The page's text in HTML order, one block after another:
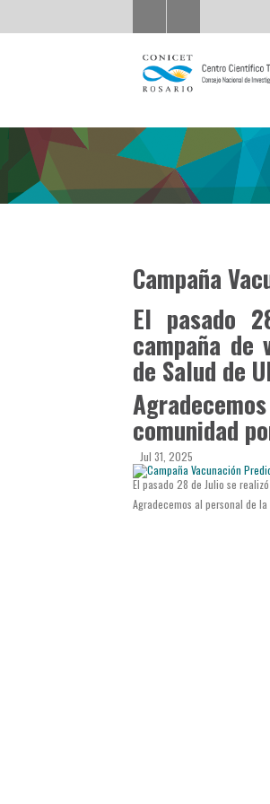
Campaña
El pasado
campaña de
de Salud de
comunidad
Jul 31, 2025
El pasado 28 de Julio se
Agradecemos al personal de